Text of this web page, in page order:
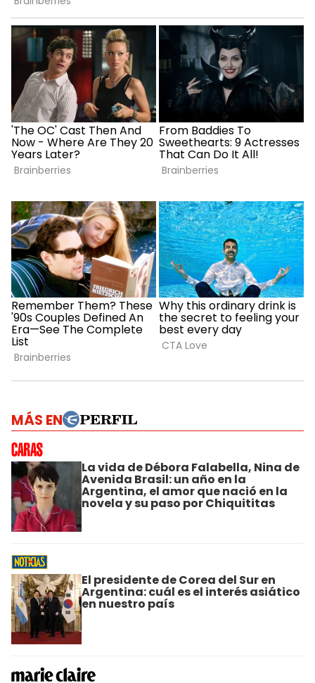
MÁS EN
La vida de Débora Falabella, Nina de
Avenida Brasil: un año en la
Argentina, el amor que nació en la
novela y su paso por Chiquititas
El presidente de Corea del Sur en
Argentina: cuál es el interés asiático
en nuestro país